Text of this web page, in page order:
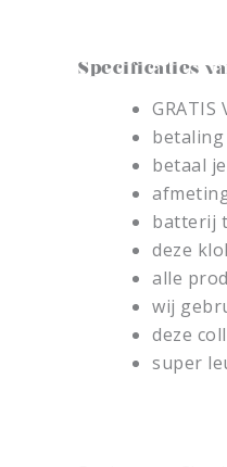
Specificaties
GRATIS
betaal
batterij
deze
alle
wij
deze
super